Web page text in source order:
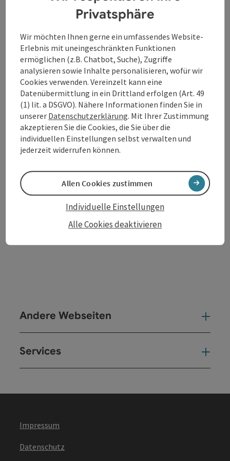
Initiativ-Bewerbung
Tourismusverband Donauregion
Oberösterreich
Wenn Sie sich initiativ bei uns bewerben,
halten wir Ihre Unterlagen gerne in Evidenz
und melden uns bei Ihnen, wenn wir meinen,
Ihnen ein gutes Angebot machen zu können.
Tourismusverband Donauregion
Oberösterreich, Lindengasse 9, 4040
Andere Webseiten
Services
Impressum
Datenschutz
Privatsphäre
Wir möchten Ihnen gerne ein umfassendes Website-
Erlebnis mit uneingeschränkten Funktionen
ermöglichen (z.B. Chatbot, Suche), Zugriffe
analysieren sowie Inhalte personalisieren, wofür wir
Cookies verwenden. Vereinzelt kann eine
Datenübermittlung in ein Drittland erfolgen (Art. 49
(1) lit. a DSGVO). Nähere Informationen finden Sie in
unserer Datenschutzerklärung. Mit Ihrer Zustimmung
akzeptieren Sie die Cookies, die Sie über die
individuellen Einstellungen selbst verwalten und
jederzeit widerrufen können.
Alle Cookies deaktivieren
Individuelle Einstellungen
Allen Cookies zustimmen